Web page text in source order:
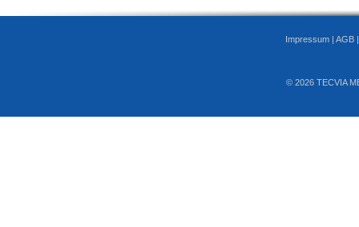
Impressum | AGB
© 2026 TECVIA